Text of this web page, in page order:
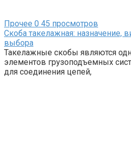
Прочее 0 45 просмотров
Скоба такелажная: назначение,
выбора
Такелажные скобы являются
элементов грузоподъемных
для соединения цепей,